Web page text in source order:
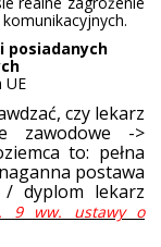
posiadanych
UE
czy lekarz
zawodowe ->
to: pełna
postawa
dyplom lekarz
9 ww. ustawy o